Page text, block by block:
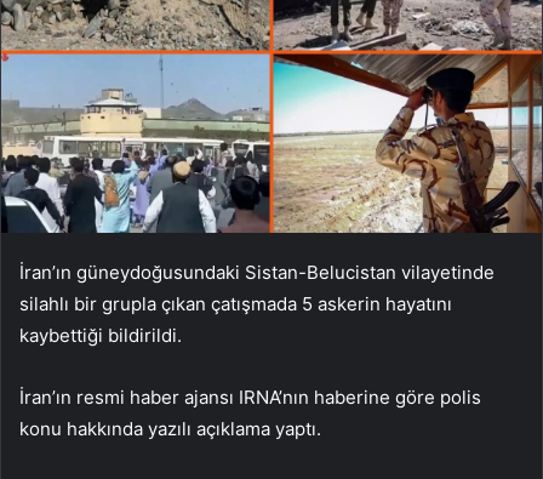
İran’ın güneydoğusundaki Sistan-Belucistan vilayetinde
silahlı bir grupla çıkan çatışmada 5 askerin hayatını
kaybettiği bildirildi.
İran’ın resmi haber ajansı IRNA’nın haberine göre polis
konu hakkında yazılı açıklama yaptı.